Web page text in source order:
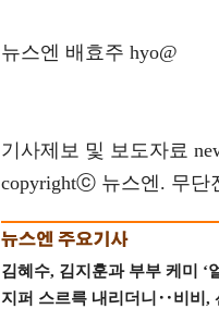
뉴스엔 배효주 hyo@
기사제보 및 보도자료
copyrightⓒ 뉴스엔. 무단
김혜수, 김지훈과 부부 케미 ‘
지퍼 스르륵 내리더니‥비비,